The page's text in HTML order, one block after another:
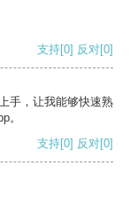
支持[0] 反对[0]
手，让我能够快速熟
。
支持[0] 反对[0]